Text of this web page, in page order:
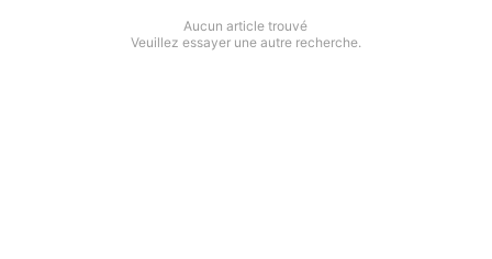
Aucun article trouvé
Veuillez essayer une autre recherche.